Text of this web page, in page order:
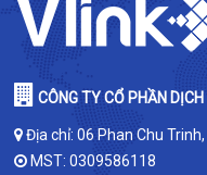
CÔNG TY CỔ PHẦN
Địa chỉ: 06 Phan Chu Trinh,
MST: 0309586118